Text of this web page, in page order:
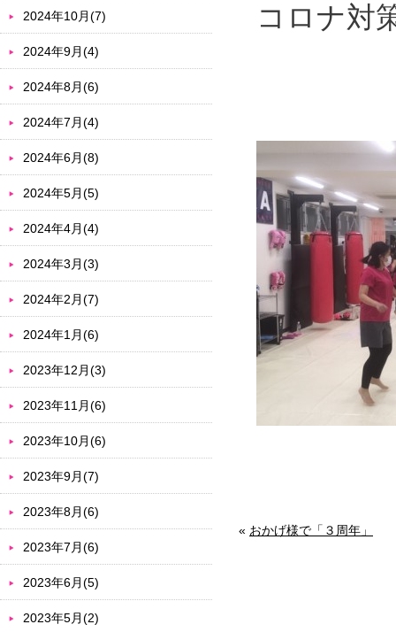
コロナ対
« おかげ様で「３周年」
2024年10月(7)
2024年9月(4)
2024年8月(6)
2024年7月(4)
2024年6月(8)
2024年5月(5)
2024年4月(4)
2024年3月(3)
2024年2月(7)
2024年1月(6)
2023年12月(3)
2023年11月(6)
2023年10月(6)
2023年9月(7)
2023年8月(6)
2023年7月(6)
2023年6月(5)
2023年5月(2)